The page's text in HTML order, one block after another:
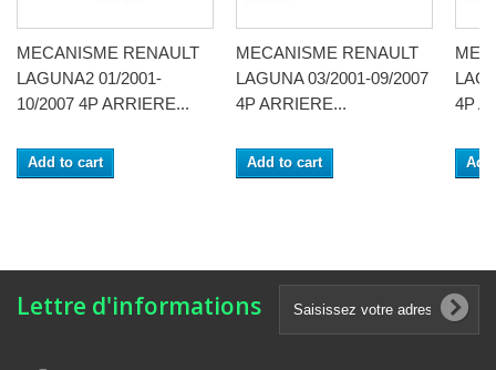
MECANISME RENAULT
LAGUNA2 01/2001-
10/2007 4P ARRIERE...
Add to cart
MECANISME RENAULT
LAGUNA 03/2001-09/2007
4P ARRIERE...
Add to cart
4P
Lettre d'informations